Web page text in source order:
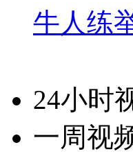
牛人练
24小时
一周视